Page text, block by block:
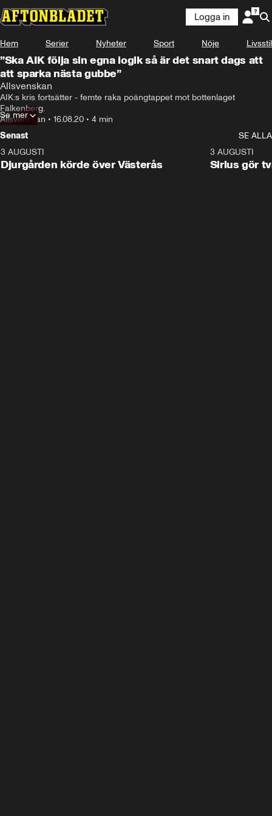
Logga in
Hem Serier Nyheter Sport Nöje Livsstil
”Ska AIK följa sin egna logik så är det snart dags att
att sparka nästa gubbe”
Allsvenskan
AIK:s kris fortsätter - femte raka poängtappet mot bottenlaget
Falkenberg.
Allsvenskan • 16.08.20 • 4 min
Se mer
Senast
SE ALLA
3 AUGUSTI
Djurgården körde över Västerås
3 AUGUSTI
Sirius gör